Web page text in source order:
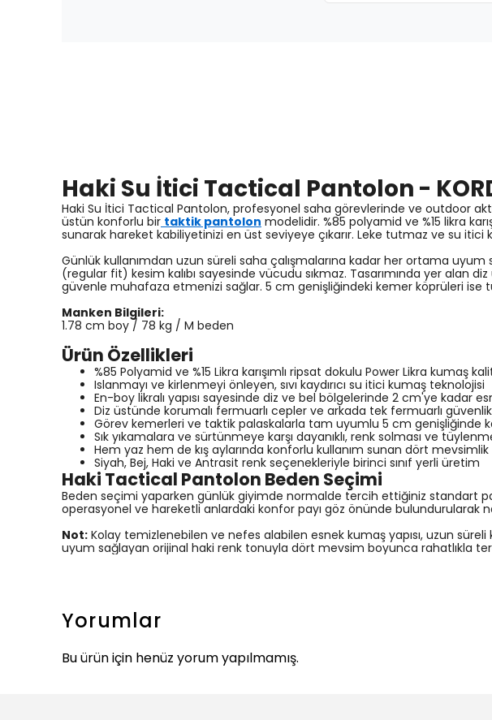
Haki Su İtici Tactical Pantolon -
Haki Su İtici Tactical Pantolon, profesyonel saha görevlerinde ve outdoor
üstün konforlu bir taktik pantolon modelidir. %85 polyamid ve %15 likra
sunarak hareket kabiliyetinizi en üst seviyeye çıkarır. Leke tutmaz ve su itici
Günlük kullanımdan uzun süreli saha çalışmalarına kadar her ortama
(regular fit) kesim kalıbı sayesinde vücudu sıkmaz. Tasarımında yer alan
güvenle muhafaza etmenizi sağlar. 5 cm genişliğindeki kemer köprüleri
Manken Bilgileri:
1.78 cm boy / 78 kg / M beden
Ürün Özellikleri
%85 Polyamid ve %15 Likra karışımlı ripsat dokulu Power Likra kumaş
Islanmayı ve kirlenmeyi önleyen, sıvı kaydırıcı su itici kumaş teknolojisi
En-boy likralı yapısı sayesinde diz ve bel bölgelerinde 2 cm'ye kadar
Diz üstünde korumalı fermuarlı cepler ve arkada tek fermuarlı
Görev kemerleri ve taktik palaskalarla tam uyumlu 5 cm genişliğinde
Sık yıkamalara ve sürtünmeye karşı dayanıklı, renk solması ve
Hem yaz hem de kış aylarında konforlu kullanım sunan dört mevsimlik
Siyah, Bej, Haki ve Antrasit renk seçenekleriyle birinci sınıf yerli üretim
Haki Tactical Pantolon Beden Seçimi
Beden seçimi yaparken günlük giyimde normalde tercih ettiğiniz standart
operasyonel ve hareketli anlardaki konfor payı göz önünde bulundurularak
Not: Kolay temizlenebilen ve nefes alabilen esnek kumaş yapısı, uzun
uyum sağlayan orijinal haki renk tonuyla dört mevsim boyunca rahatlıkla
Yorumlar
Bu ürün için henüz yorum yapılmamış.